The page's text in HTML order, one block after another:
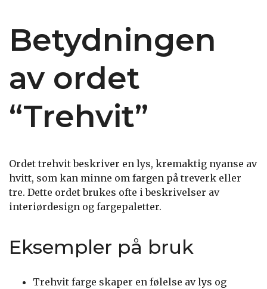
Betydningen
av ordet
“Trehvit”
Ordet trehvit beskriver en lys, kremaktig nyanse av
hvitt, som kan minne om fargen på treverk eller
tre. Dette ordet brukes ofte i beskrivelser av
interiørdesign og fargepaletter.
Eksempler på bruk
Trehvit farge skaper en følelse av lys og